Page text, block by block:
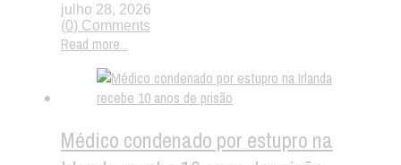
julho 28, 2026
(0) Comments
Read more...
Médico condenado por estupro na